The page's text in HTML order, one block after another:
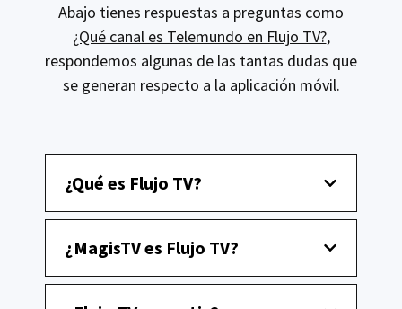
Abajo tienes respuestas a preguntas como
¿Qué canal es Telemundo en Flujo TV?,
respondemos algunas de las tantas dudas que
se generan respecto a la aplicación móvil.
¿Qué es Flujo TV?
¿MagisTV es Flujo TV?